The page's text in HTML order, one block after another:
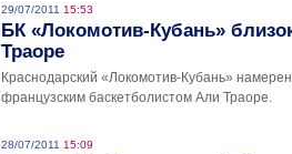
29/07/2011 15:53
БК «Локомотив-Кубань»
Траоре
Краснодарский «Локомотив-Кубань»
французским баскетболистом Али Траоре.
28/07/2011 15:09